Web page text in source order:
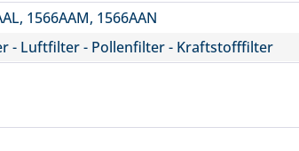
1566AAM, 1566AAN
- Luftfilter - Pollenfilter - Kraftstofffilter